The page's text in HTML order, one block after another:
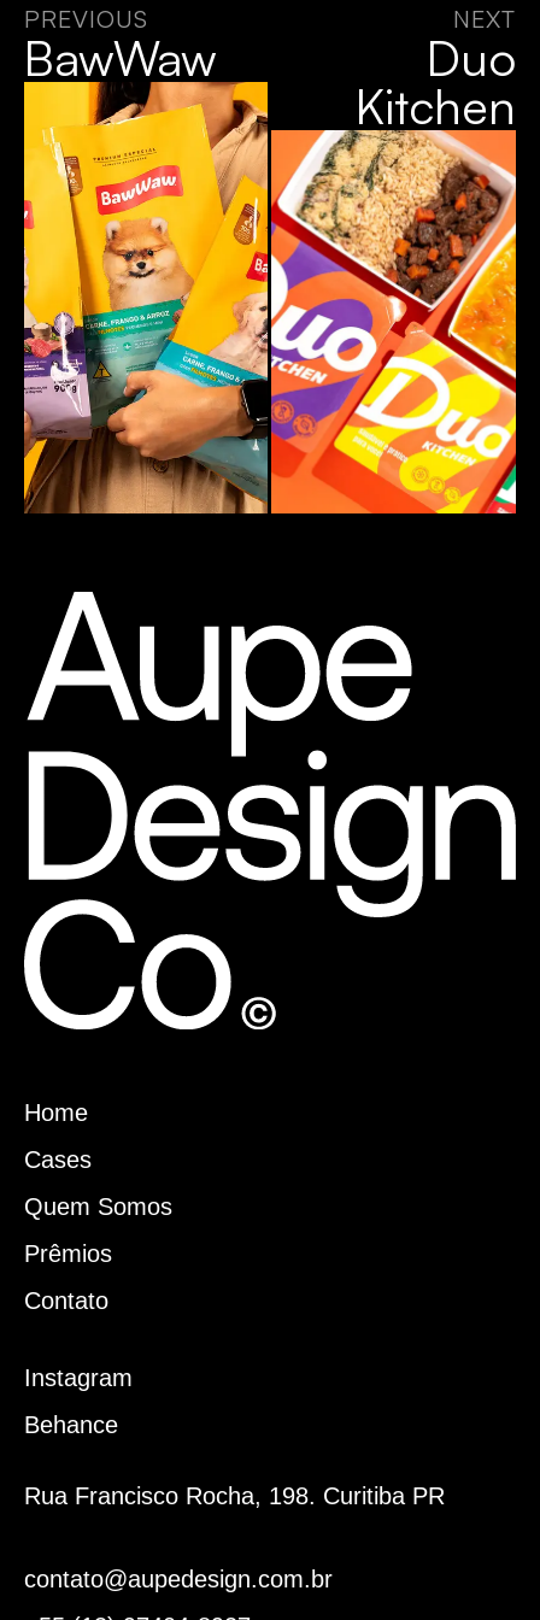
PREVIOUS
BawWaw
NEXT
Duo
Kitchen
Home
Cases
Quem Somos
Prêmios
Contato
Instagram
Behance
Rua Francisco Rocha, 198. Curitiba PR
contato@aupedesign.com.br